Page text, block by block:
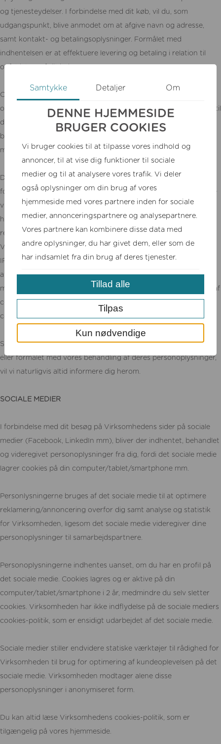
og tjenesteydelser. I forbindelse med dit køb, vil du, som
udgangspunkt, blive anmodet om at afgive navn og adresse,
samt kontakt- og betalingsoplysninger. Formålet med
indhentelsen er at effektuere levering og betaling i relation til
opfyldelsen af dit køb.
Ovenstående behandling vil indebære, at de pågældende
oplysninger i forbindelse med faktureringen vil blive videregivet til
de parter, som er involverede i den konkrete
betalingstransaktion, herunder bl.a. pengeinstitut, kortudsteder
mv.
De omhandlede personoplysninger vil blive behandlet i
forbindelse med afviklingen af den enkelte ordre, hvorefter disse
vil blive lagret i vores økonomi- og ordresystem i 5 år med
henblik på kvalitetsstyring og kundeservice, herunder
reklamationer, reparationer og genbestillinger.
Virksomhedens hjemmesider anvender cookies, som registrerer
IP-adresse, søgehistorik og lignende med henblik på optimering
af brugeroplevelsen, samt undersøgelse af adfærdsmæssige
mønstre til brug for markedsføring. Du kan altid fravælge brug af
cookies, samt slette allerede lagrede cookies. Der henvises til
cookiepolitikken på hjemmesiden.
Såfremt der måtte forekomme ændringer i relation til omfanget
eller formålet med vores behandling af deres personoplysninger,
vil vi naturligvis altid informere dig herom.
SOCIALE MEDIER
I forbindelse med dit besøg på Virksomhedens sider på sociale
medier (Facebook, LinkedIn mm), bliver der indhentet, behandlet
og videregivet personoplysninger fra dig, fordi det sociale medie
lagrer cookies på din computer/tablet/smartphone mm.
Personlysningerne bruges af det sociale medie til at optimere
reklamering/annoncering overfor dig samt analyse og statistik
for Virksomheden, ligesom det sociale medie videregiver dine
personoplysninger til samarbejdspartnere.
Personoplysningerne indhentes uanset, om du har en profil på
det sociale medie. Cookies lagres og er aktive på din
computer/tablet/smartphone i 2 år, medmindre du selv sletter
cookies. Virksomheden har ikke indflydelse på de sociale mediers
cookies-politik, som er ensidigt udarbejdet af det sociale medie.
Sociale medier stiller endvidere statiske værktøjer til rådighed for
Virksomheden til brug for optimering af kundeoplevelsen på det
sociale medie. Virksomheden modtager alene disse
personoplysninger i anonymiseret form.
Du kan altid læse Virksomhedens cookies-politik, som er
tilgængelig på vores hjemmeside.
Samtykke Detaljer Om
DENNE HJEMMESIDE
BRUGER COOKIES
Vi bruger cookies til at tilpasse vores indhold og
annoncer, til at vise dig funktioner til sociale
medier og til at analysere vores trafik. Vi deler
også oplysninger om din brug af vores
hjemmeside med vores partnere inden for sociale
medier, annonceringspartnere og analysepartnere.
Vores partnere kan kombinere disse data med
andre oplysninger, du har givet dem, eller som de
har indsamlet fra din brug af deres tjenester.
Kun nødvendige
Tilpas
Tillad alle